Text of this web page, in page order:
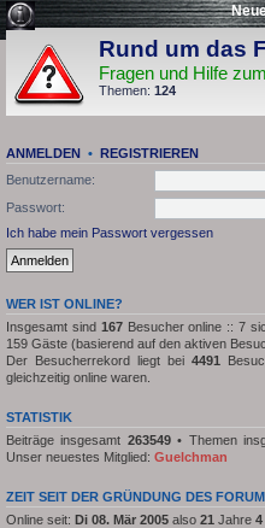
Rund um das
Fragen und Hilfe
Themen: 124
ANMELDEN • REGISTRIEREN
Benutzername:
Passwort:
Ich habe mein Passwort vergessen
WER IST ONLINE?
Insgesamt sind 167Besucher online :: 7
159 Gäste (basierend auf den aktiven
Der Besucherrekord liegt bei 4491
gleichzeitig online waren.
STATISTIK
Beiträge insgesamt 263549• Themen
Unser neuestes Mitglied: Guelchman
ZEIT SEIT DER GRÜNDUNG DES
Online seit: Di 08. Mär 2005 also 21 Jahre 4